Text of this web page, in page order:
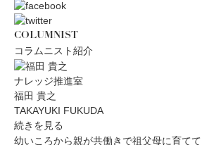
COLUMNIST
コラムニスト紹介
ナレッジ推進室
福田 貴之
TAKAYUKI FUKUDA
続きを見る
幼いころから親が共働きで祖父母に育て